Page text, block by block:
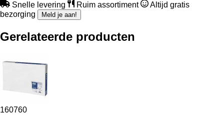
Snelle levering Ruim assortiment
Altijd gratis
bezorging
Meld je aan!
Gerelateerde producten
160760